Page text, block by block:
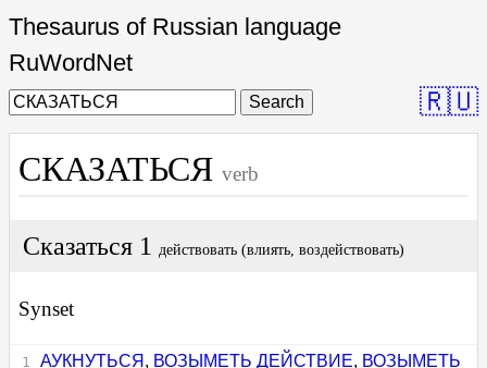
Thesaurus of Russian language
RuWordNet
Search 🇷🇺
СКАЗАТЬСЯ verb
Сказаться 1 действовать (влиять, воздействовать)
Synset
АУКНУТЬСЯ , ВОЗЫМЕТЬ ДЕЙСТВИЕ, ВОЗЫМЕТЬ